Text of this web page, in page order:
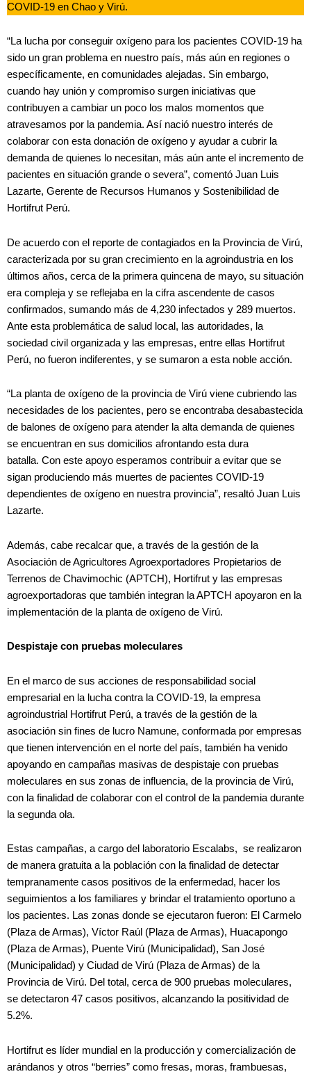
COVID-19 en Chao y Virú.
“La lucha por conseguir oxígeno para los pacientes COVID-19 ha
sido un gran problema en nuestro país, más aún en regiones o
específicamente, en comunidades alejadas. Sin embargo,
cuando hay unión y compromiso surgen iniciativas que
contribuyen a cambiar un poco los malos momentos que
atravesamos por la pandemia. Así nació nuestro interés de
colaborar con esta donación de oxígeno y ayudar a cubrir la
demanda de quienes lo necesitan, más aún ante el incremento de
pacientes en situación grande o severa”, comentó Juan Luis
Lazarte, Gerente de Recursos Humanos y Sostenibilidad de
Hortifrut Perú.
De acuerdo con el reporte de contagiados en la Provincia de Virú,
caracterizada por su gran crecimiento en la agroindustria en los
últimos años, cerca de la primera quincena de mayo, su situación
era compleja y se reflejaba en la cifra ascendente de casos
confirmados, sumando más de 4,230 infectados y 289 muertos.
Ante esta problemática de salud local, las autoridades, la
sociedad civil organizada y las empresas, entre ellas Hortifrut
Perú, no fueron indiferentes, y se sumaron a esta noble acción.
“La planta de oxígeno de la provincia de Virú viene cubriendo las
necesidades de los pacientes, pero se encontraba desabastecida
de balones de oxígeno para atender la alta demanda de quienes
se encuentran en sus domicilios afrontando esta dura
batalla. Con este apoyo esperamos contribuir a evitar que se
sigan produciendo más muertes de pacientes COVID-19
dependientes de oxígeno en nuestra provincia”, resaltó Juan Luis
Lazarte.
Además, cabe recalcar que, a través de la gestión de la
Asociación de Agricultores Agroexportadores Propietarios de
Terrenos de Chavimochic (APTCH), Hortifrut y las empresas
agroexportadoras que también integran la APTCH apoyaron en la
implementación de la planta de oxígeno de Virú.
Despistaje con pruebas moleculares
En el marco de sus acciones de responsabilidad social
empresarial en la lucha contra la COVID-19, la empresa
agroindustrial Hortifrut Perú, a través de la gestión de la
asociación sin fines de lucro Namune, conformada por empresas
que tienen intervención en el norte del país, también ha venido
apoyando en campañas masivas de despistaje con pruebas
moleculares en sus zonas de influencia, de la provincia de Virú,
con la finalidad de colaborar con el control de la pandemia durante
la segunda ola.
Estas campañas, a cargo del laboratorio Escalabs, se realizaron
de manera gratuita a la población con la finalidad de detectar
tempranamente casos positivos de la enfermedad, hacer los
seguimientos a los familiares y brindar el tratamiento oportuno a
los pacientes. Las zonas donde se ejecutaron fueron: El Carmelo
(Plaza de Armas), Víctor Raúl (Plaza de Armas), Huacapongo
(Plaza de Armas), Puente Virú (Municipalidad), San José
(Municipalidad) y Ciudad de Virú (Plaza de Armas) de la
Provincia de Virú. Del total, cerca de 900 pruebas moleculares,
se detectaron 47 casos positivos, alcanzando la positividad de
5.2%.
Hortifrut es líder mundial en la producción y comercialización de
arándanos y otros “berries” como fresas, moras, frambuesas,